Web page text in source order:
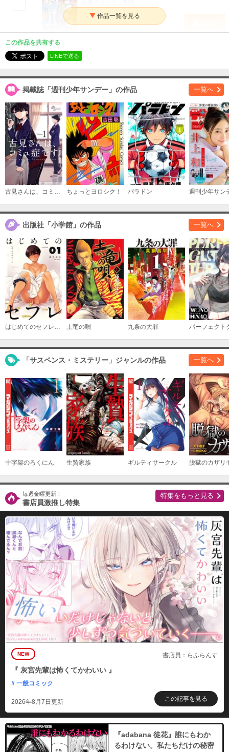
の名探偵になれる事間違いなし！！▼mission V／FUN ／『コナン』を楽しむ仲間達
／◆「コナンの素」を探せ！◆青山剛昌へ112の質問◆青年探偵団参上！！◆米花イレギ
ュラーズ◆青山剛昌名作ガイド◆探偵タイプ診断 ～もっと『名探偵コナン』を楽しみ
たい！ そんな希望をかなえるページ。青山先生の話や、読者コーナーなどの情報が満
載！！ ※この他に、「米花市なんでもDATAファイル」「徹底調査レポート」「密着調
見どころ」を掲載。
作者 青山剛昌／キャラメル・ママ
ジャンル 少年／サスペンス・ミステリー
掲載誌 週刊少年サンデー
出版社 小学館
購入する
名探偵コナン 30＋PLUS SDB（スーパーダイジ
ェストブック）
必要ポイント： 570
購入する
名探偵コナン 40＋PLUS SDB（スーパーダイジ
ェストブック）
必要ポイント： 570
購入する
ェストブック）
必要ポイント： 790
購入する
名探偵コナン 60＋PLUS SDB（スーパーダイジ
ェストブック）
必要ポイント：790
購入する
名探偵コナン 70＋PLUS SDB（スーパーダイジ
必要ポイント：790
購入する
名探偵コナン 80＋PLUS SDB（スーパーダイジ
ェストブック）
必要ポイント：810
購入する
名探偵コナン 90＋PLUS SDB（スーパーダイジ
購入する
名探偵コナン BLACK PLUS SDB（スーパーダ
イジェストブック）
必要ポイント：900
購入する
名探偵コナン LOVE PLUS SDB（スーパーダイ
ジェストブック）
必要ポイント：900
購入する
名探偵コナン JUSTICE PLUS SDB（スーパー
購入する
名探偵コナン RECIPE PLUS SDB（スーパーダ
イジェストブック）
この作品を共有する
LINEで送る
掲載誌「週刊少年サンデー」の作品 一覧へ
古見さんは、コミュ症です。 ちょっとヨロシク！ パラドン 週刊少年サン
出版社「小学館」の作品 一覧へ
はじめてのセフレ【単話】 土竜の唄 九条の大罪
「サスペンス・ミステリー」ジャンルの作品 一覧へ
十字架のろくにん 生贄家族 ギルティサークル 脱獄のカザリ
毎週金曜更新！
書店員激推し特集
特集をもっと見る
NEW 書店員：らふらんす
『 灰宮先輩は怖くてかわいい 』
# 一般コミック
2026年8月7日更新 この記事を見る
『adabana 徒花』誰にもわか
るわけない。私たちだけの秘密